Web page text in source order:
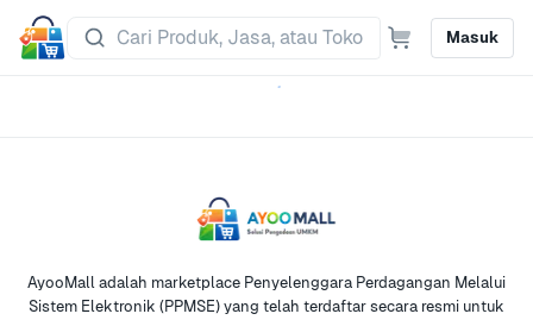
Masuk
AyooMall adalah marketplace Penyelenggara Perdagangan Melalui
Sistem Elektronik (PPMSE) yang telah terdaftar secara resmi untuk